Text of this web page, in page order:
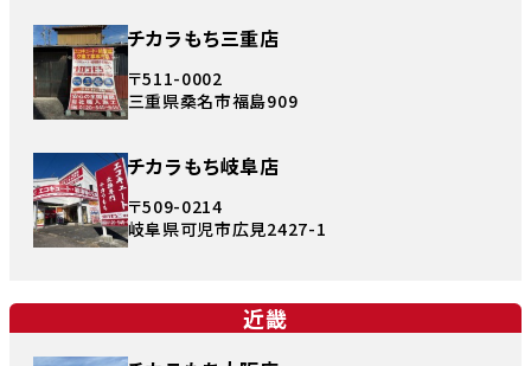
チカラもち三重店
〒511-0002
三重県桑名市福島909
チカラもち岐阜店
〒509-0214
岐阜県可児市広見2427-1
近畿